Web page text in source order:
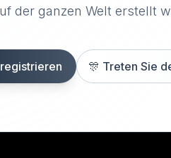
der ganzen Welt erstellt
🎊 Treten Sie